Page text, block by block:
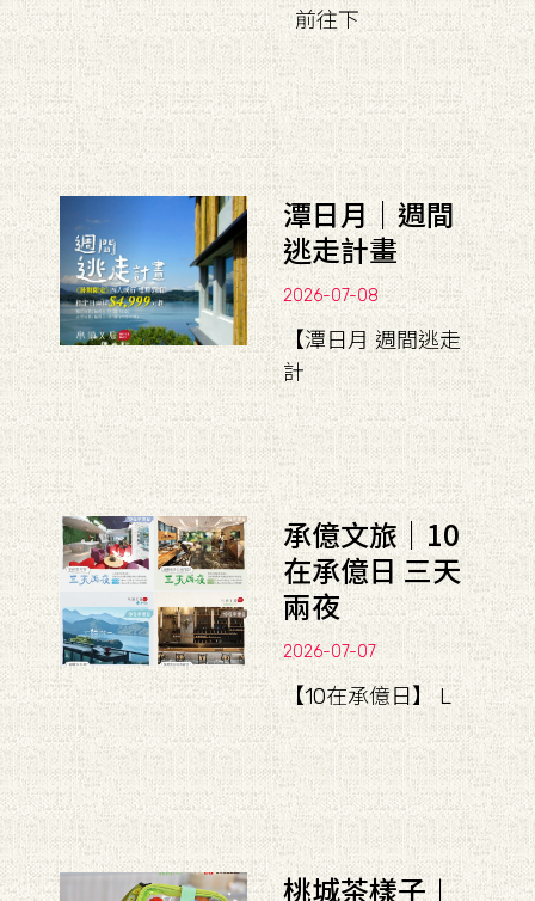
前往下
潭日月｜週間
逃走計畫
2026-07-08
【潭日月 週間逃走
計
承億文旅｜10
在承億日 三天
兩夜
2026-07-07
【10在承億日】 L
桃城茶樣子︱